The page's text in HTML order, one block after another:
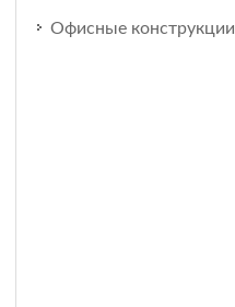
Офисные конструкции